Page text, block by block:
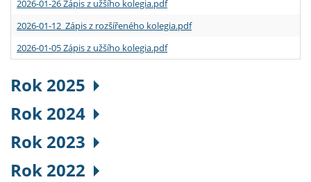
2026-01-26 Zápis z užšího kolegia.pdf
2026-01-12 Zápis z rozšířeného kolegia.pdf
2026-01-05 Zápis z užšího kolegia.pdf
Rok 2025
Rok 2024
Rok 2023
Rok 2022